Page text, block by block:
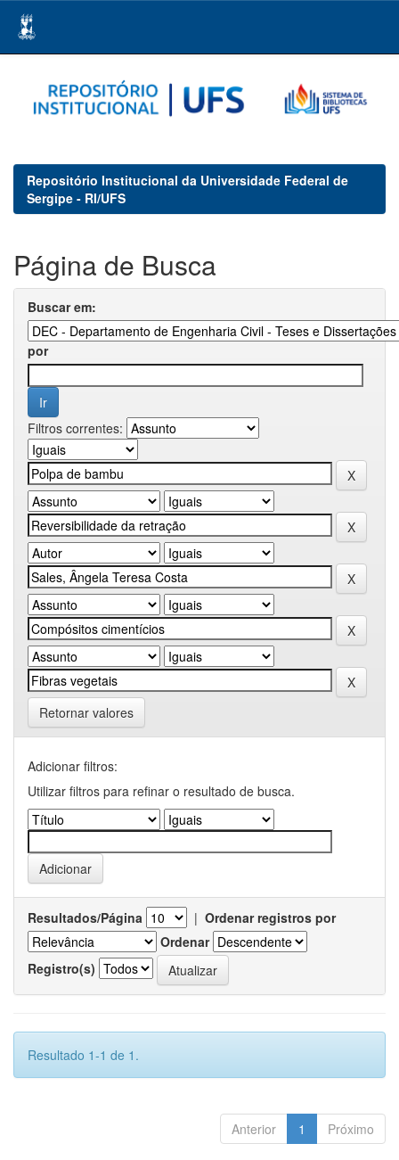
navigation
Repositório Institucional da Universidade Federal de
Sergipe - RI/UFS
Página de Busca
Buscar em:
por
Filtros correntes:
Retornar valores
Adicionar filtros:
Utilizar filtros para refinar o resultado de busca.
Resultados/Página | Ordenar registros por
Ordenar
Registro(s)
Resultado 1-1 de 1.
Anterior 1 Próximo